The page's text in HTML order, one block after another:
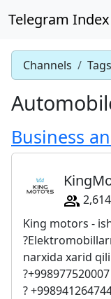
Telegram Index
Channels Tags
Business
2,614
King motors -
narxida xarid
?+998977520007
?